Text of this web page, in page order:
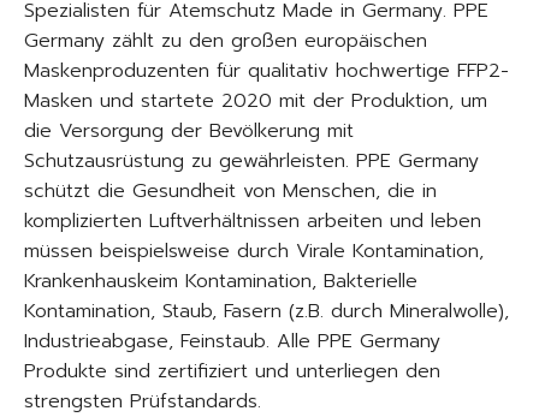
Spezialisten für Atemschutz Made in Germany. PPE
Germany zählt zu den großen europäischen
Maskenproduzenten für qualitativ hochwertige FFP2-
Masken und startete 2020 mit der Produktion, um
die Versorgung der Bevölkerung mit
Schutzausrüstung zu gewährleisten. PPE Germany
schützt die Gesundheit von Menschen, die in
komplizierten Luftverhältnissen arbeiten und leben
müssen beispielsweise durch Virale Kontamination,
Krankenhauskeim Kontamination, Bakterielle
Kontamination, Staub, Fasern (z.B. durch Mineralwolle),
Industrieabgase, Feinstaub. Alle PPE Germany
Produkte sind zertifiziert und unterliegen den
strengsten Prüfstandards.